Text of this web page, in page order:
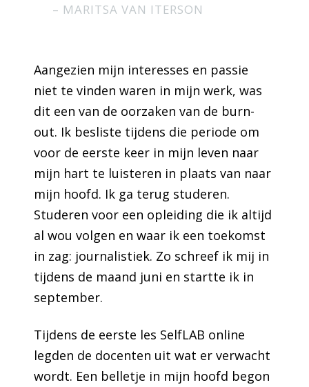
MARITSA VAN ITERSON
Aangezien mijn interesses en passie
niet te vinden waren in mijn werk, was
dit een van de oorzaken van de burn-
out. Ik besliste tijdens die periode om
voor de eerste keer in mijn leven naar
mijn hart te luisteren in plaats van naar
mijn hoofd. Ik ga terug studeren.
Studeren voor een opleiding die ik altijd
al wou volgen en waar ik een toekomst
in zag: journalistiek. Zo schreef ik mij in
tijdens de maand juni en startte ik in
september.
Tijdens de eerste les SelfLAB online
legden de docenten uit wat er verwacht
wordt. Een belletje in mijn hoofd begon